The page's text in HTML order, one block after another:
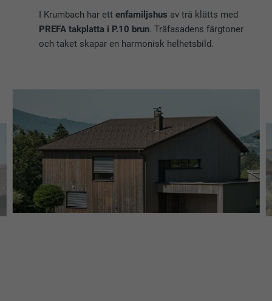
I Krumbach har ettenfamiljshus av trä klätts med
PREFA takplatta i P.10 brun. Träfasadens färgtoner
och taket skapar en harmonisk helhetsbild.